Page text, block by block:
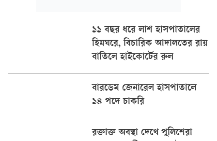
১১ বছর ধরে লাশ হাসপাতালের
হিমঘরে, বিচারিক আদালতের রায়
বাতিলে হাইকোর্টের রুল
বারডেম জেনারেল হাসপাতালে
১৪ পদে চাকরি
রক্তাক্ত অবস্থা দেখে পুলিশেরা